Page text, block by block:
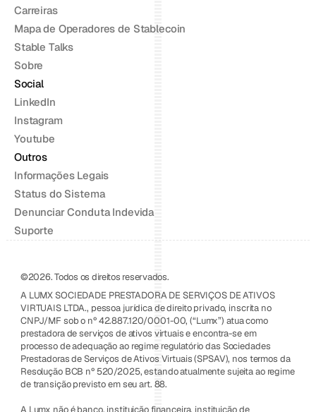
Carreiras
Mapa de Operadores de Stablecoin
Stable Talks
Sobre
Social
LinkedIn
Instagram
Youtube
Outros
Informações Legais
Status do Sistema
Denunciar Conduta Indevida
Suporte
©2026. Todos os direitos reservados.
A LUMX SOCIEDADE PRESTADORA DE SERVIÇOS DE ATIVOS
VIRTUAIS LTDA., pessoa jurídica de direito privado, inscrita no
CNPJ/MF sob o nº 42.887.120/0001-00, (“Lumx”) atua como
prestadora de serviços de ativos virtuais e encontra-se em
processo de adequação ao regime regulatório das Sociedades
Prestadoras de Serviços de Ativos Virtuais (SPSAV), nos termos da
Resolução BCB nº 520/2025, estando atualmente sujeita ao regime
de transição previsto em seu art. 88.